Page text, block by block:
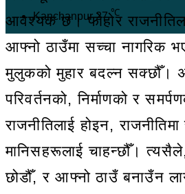
Kanchanpur 27℃
आवश्यक छ। फोहोर
आफ्नो ठाउँमा सच्चा नागरिक
मुलुकको मुहार बदल्न सक्छौँ।
परिवर्तनको, निर्माणको र
राजनीतिलाई होइन,
मानिसहरूलाई चाहन्छौँ।
छोडौँ, र आफ्नो ठाउँ बनाउँन